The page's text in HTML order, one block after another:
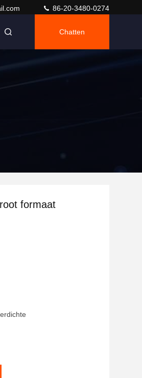
86-20-3480-0274
Chatten
formaat